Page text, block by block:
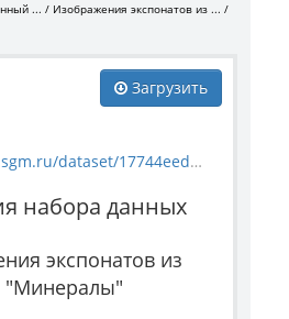
...
Изображения экспонатов из ...
Загрузить
4e657fa570af/resource/24ec409d-4e6d-45eb-b613-1d715c305814/download/mineral_22031.jpg
набора данных
экспонатов из
"Минералы"